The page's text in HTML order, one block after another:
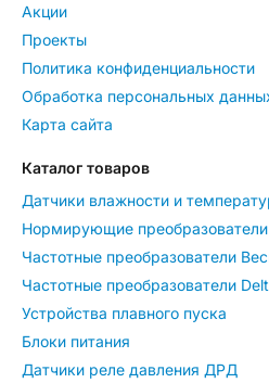
Акции
Проекты
Политика конфиденциальности
Обработка персональных
Карта сайта
Каталог товаров
Датчики влажности и
Нормирующие преобразователи
Частотные преобразователи
Частотные преобразователи
Устройства плавного пуска
Блоки питания
Датчики реле давления ДРД